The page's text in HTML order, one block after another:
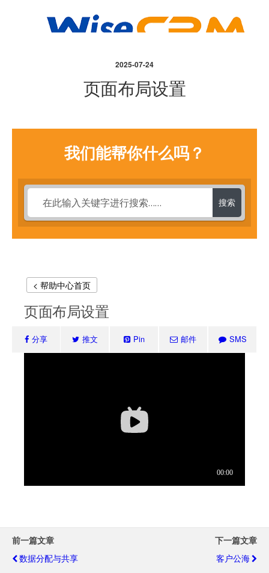
2025-07-24
页面布局设置
我们能帮你什么吗？
搜索
< 帮助中心首页
页面布局设置
分享 推文 Pin 邮件 SMS
前一篇文章
数据分配与共享
下一篇文章
客户公海